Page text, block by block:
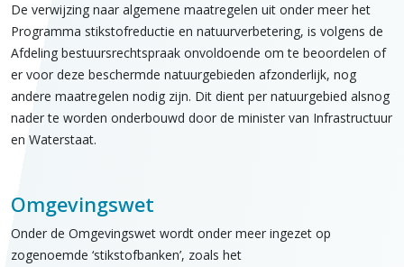
De verwijzing naar algemene maatregelen uit onder meer het
Programma stikstofreductie en natuurverbetering, is volgens de
Afdeling bestuursrechtspraak onvoldoende om te beoordelen of
er voor deze beschermde natuurgebieden afzonderlijk, nog
andere maatregelen nodig zijn. Dit dient per natuurgebied alsnog
nader te worden onderbouwd door de minister van Infrastructuur
en Waterstaat.
Omgevingswet
Onder de Omgevingswet wordt onder meer ingezet op
zogenoemde ‘stikstofbanken’, zoals het